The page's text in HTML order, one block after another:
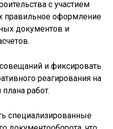
с участием
правильное оформление
документов и
и фиксировать
реагирования на
работ.
специализированные